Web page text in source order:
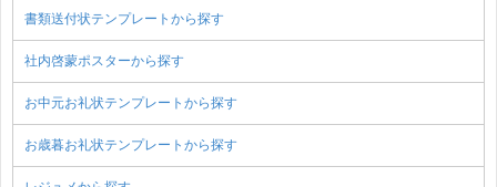
書類送付状テンプレートから探す
社内啓蒙ポスターから探す
お中元お礼状テンプレートから探す
お歳暮お礼状テンプレートから探す